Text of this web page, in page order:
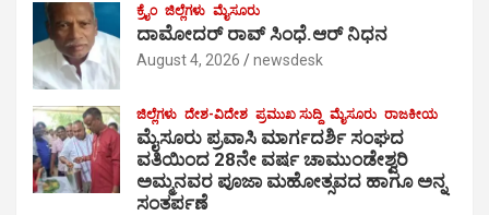
ಕ್ರೈಂ ಜಿಲ್ಲೆಗಳು ಮೈಸೂರು
ದಾಮೋದರ್ ರಾವ್ ಸಿಂಧೆ.ಆರ್ ನಿಧನ
August 4, 2026 newsdesk
ಜಿಲ್ಲೆಗಳು ದೇಶ-ವಿದೇಶ ಪ್ರಮುಖ ಸುದ್ದಿ ಮೈಸೂರು ರಾಜಕೀಯ
ಮೈಸೂರು ಪ್ರವಾಸಿ ಮಾರ್ಗದರ್ಶಿ ಸಂಘದ
ವತಿಯಿಂದ 28ನೇ ವರ್ಷ ಚಾಮುಂಡೇಶ್ವರಿ
ಅಮ್ಮನವರ ಪೂಜಾ ಮಹೋತ್ಸವದ ಹಾಗೂ ಅನ್ನ
ಸಂತರ್ಪಣೆ